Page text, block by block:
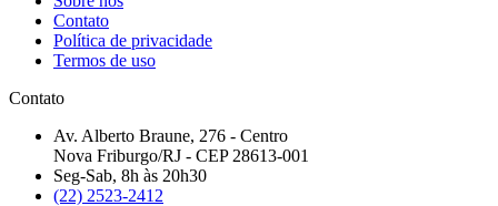
Contato
Política de privacidade
Termos de uso
Contato
Av. Alberto Braune, 276 - Centro
Nova Friburgo/RJ - CEP 28613-001
Seg-Sab, 8h às 20h30
(22) 2523-2412